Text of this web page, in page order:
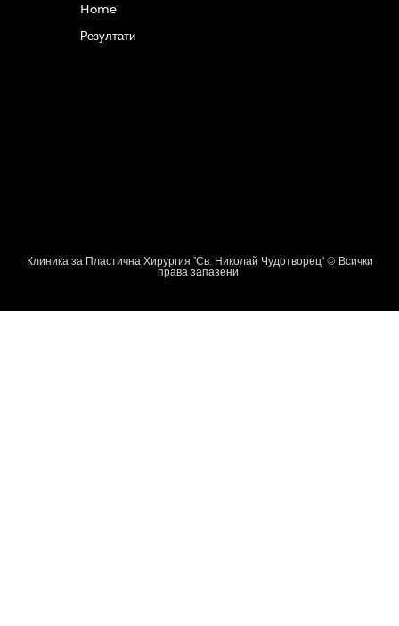
Home
Резултати
Клиника за Пластична Хирургия "Св. Николай Чудотворец" © Всички
права запазени.